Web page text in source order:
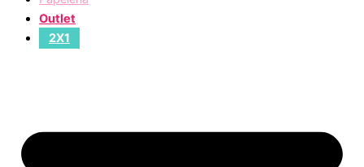
Outlet
2X1